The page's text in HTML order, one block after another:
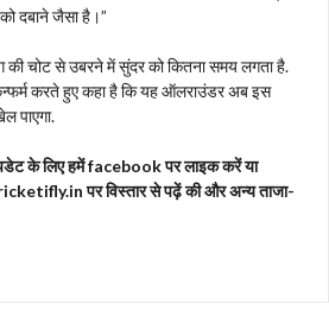
दबाने जैसा है।”
की चोट से उबरने में सुंदर को कितना समय लगता है.
करते हुए कहा है कि यह ऑलराउंडर अब इस
पाएगा.
के लिए हमें facebook पर लाइक करें या
पर विस्तार से पढ़ें की और अन्य ताजा-